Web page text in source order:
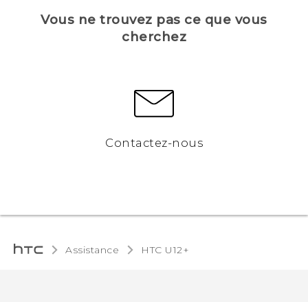
Vous ne trouvez pas ce que vous
cherchez
Contactez-nous
Assistance HTC U12+‎